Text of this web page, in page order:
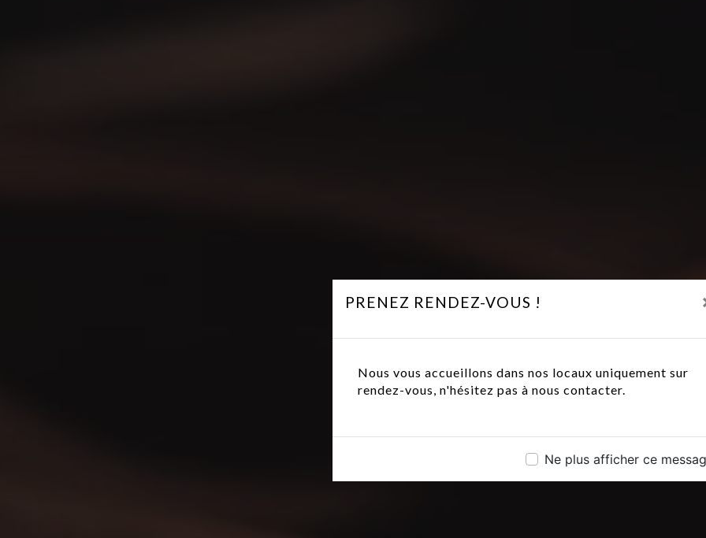
PRENEZ RENDEZ-VOUS !
Nous vous accueillons dans nos locaux uniquement sur
rendez-vous, n'hésitez pas à nous contacter.
Ne plus afficher ce